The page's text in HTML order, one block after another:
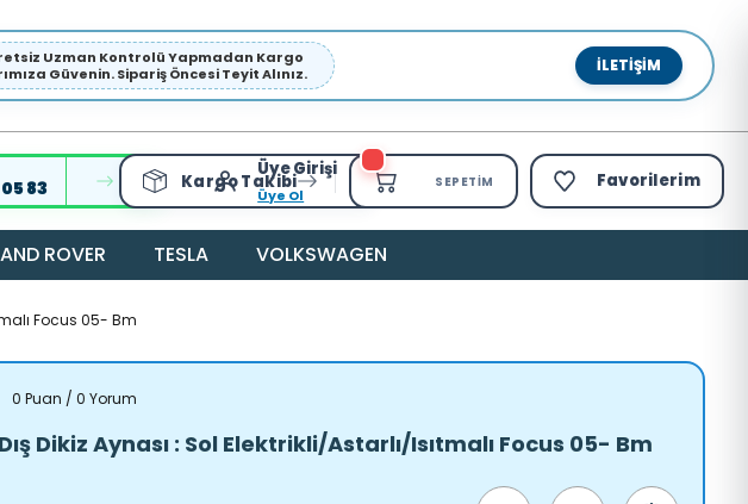
Uzman Kontrolü Yapmadan Kargo
Güvenin. Sipariş Öncesi Teyit Alınız.
İLETIŞIM
83 Kargo Takibi
Üye Girişi
Üye Ol
SEPETIM Favorilerim
ROVER TESLA VOLKSWAGEN
Focus 05- Bm
0 Puan / 0 Yorum
Dış Dikiz Aynası : Sol Elektrikli/Astarlı/Isıtmalı Focus 05- Bm